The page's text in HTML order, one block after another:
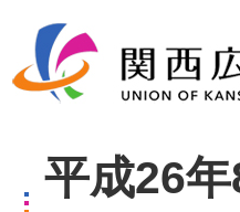
平成26